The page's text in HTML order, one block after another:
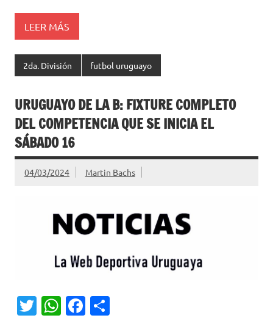
LEER MÁS
2da. División futbol uruguayo
URUGUAYO DE LA B: FIXTURE COMPLETO
DEL COMPETENCIA QUE SE INICIA EL
SÁBADO 16
04/03/2024 Martin Bachs
T
W Fa